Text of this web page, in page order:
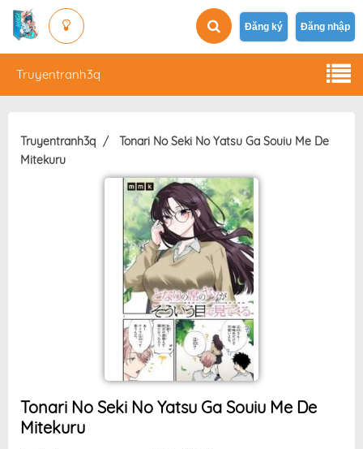
Đăng ký Đăng nhập
Truyentranh3q
Truyentranh3q
Tonari No Seki No Yatsu Ga Souiu Me De
Mitekuru
Tonari No Seki No Yatsu Ga Souiu Me De
Mitekuru